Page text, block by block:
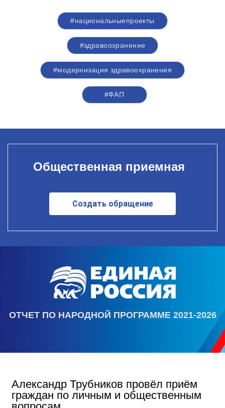
#национальныепроекты
#здравоохранение
#модернизация здравоохранения
#ФАП
Общественная приемная
Создать обращение
ОТЧЕТ ПО НАРОДНОЙ ПРОГРАММЕ 2021-2026
Александр Трубников провёл приём
граждан по личным и общественным